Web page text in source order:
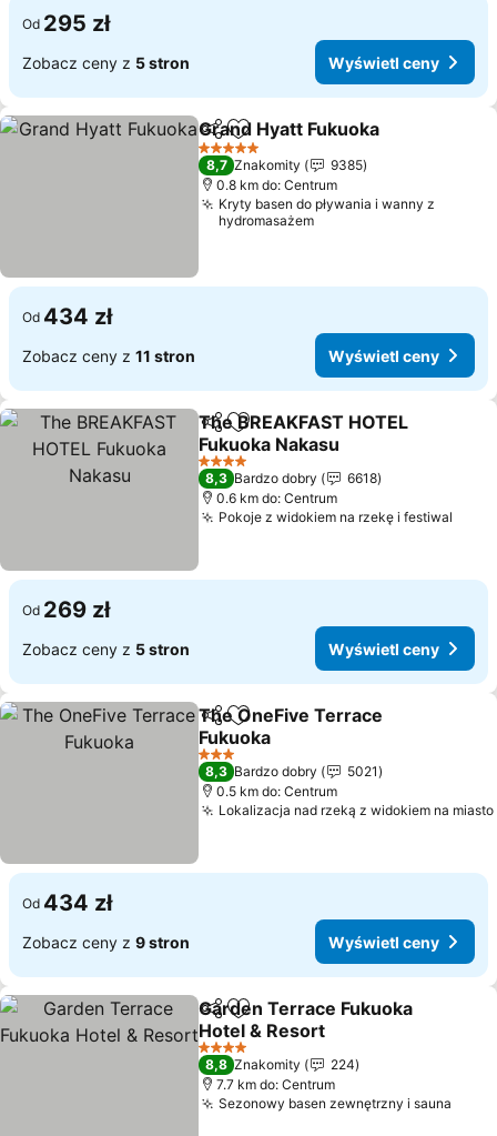
Od 295 zł
Zobacz ceny z 5 stron Wyświetl ceny
Udostępnij
Dodaj do ulubionych
Grand Hyatt Fukuoka
5 Kategoria
8,7 Znakomity
9385
0.8 km do: Centrum
Kryty basen do pływania i wanny z
hydromasażem
Od 434 zł
Zobacz ceny z 11 stron Wyświetl ceny
Udostępnij
Dodaj do ulubionych
The BREAKFAST HOTEL
Fukuoka Nakasu
Wyświetl ceny
4 Kategoria
8,3 Bardzo dobry
6618
0.6 km do: Centrum
Pokoje z widokiem na rzekę i festiwal
Od 269 zł
Zobacz ceny z 5 stron Wyświetl ceny
Udostępnij
Dodaj do ulubionych
The OneFive Terrace
Fukuoka
Wyświetl ceny
3 Kategoria
8,3 Bardzo dobry
5021
0.5 km do: Centrum
Lokalizacja nad rzeką z widokiem na miasto
Od 434 zł
Zobacz ceny z 9 stron Wyświetl ceny
Udostępnij
Dodaj do ulubionych
Garden Terrace Fukuoka
Hotel & Resort
Wyświetl ceny
4 Kategoria
8,8 Znakomity
224
7.7 km do: Centrum
Sezonowy basen zewnętrzny i sauna